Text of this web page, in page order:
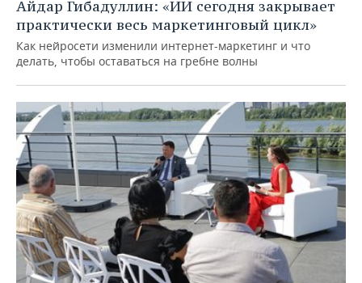
Айдар Гибадуллин: «ИИ сегодня закрывает
практически весь маркетинговый цикл»
Как нейросети изменили интернет-маркетинг и что
делать, чтобы оставаться на гребне волны